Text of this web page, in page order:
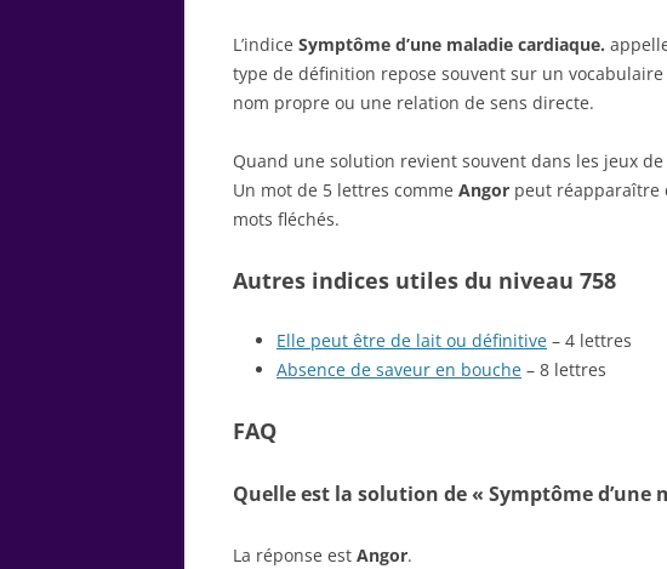
L’indice Symptôme d’une maladie cardiaque.
type de définition repose souvent sur un
nom propre ou une relation de sens directe.
Quand une solution revient souvent dans les jeux
Un mot de 5 lettres comme Angor peut réapparaître
mots fléchés.
Autres indices utiles du niveau 758
Elle peut être de lait ou définitive – 4 lettres
Absence de saveur en bouche – 8 lettres
FAQ
Quelle est la solution de « Symptôme d’une
La réponse est Angor.